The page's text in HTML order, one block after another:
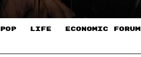
POP LIFE ECONOMIC FORUM